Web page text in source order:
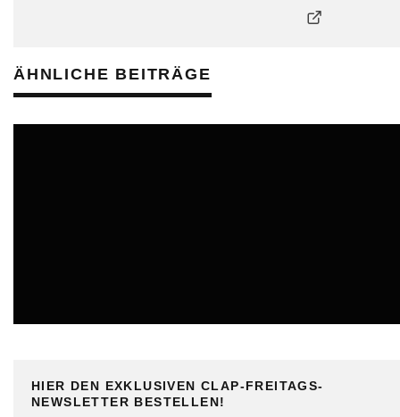
ÄHNLICHE BEITRÄGE
HIER DEN EXKLUSIVEN CLAP-FREITAGS-
NEWSLETTER BESTELLEN!